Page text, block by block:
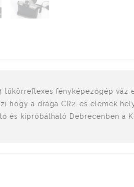
tükörreflexes fényképezőgép
hogy a drága CR2-es elemek
és kipróbálható Debrecenben a